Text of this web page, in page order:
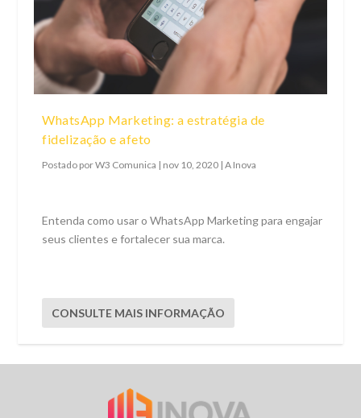
WhatsApp Marketing: a estratégia de
fidelização e afeto
Postado porW3 Comunica | nov 10, 2020 |A Inova
Entenda como usar o WhatsApp Marketing para engajar
seus clientes e fortalecer sua marca.
CONSULTE MAIS INFORMAÇÃO